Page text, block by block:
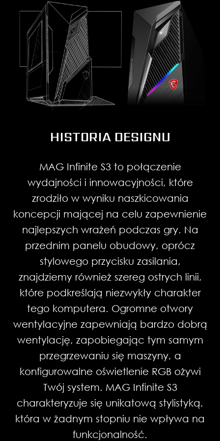
HISTORIA DESIGNU
MAG Infinite S3 to połączenie
wydajności i innowacyjności, które
zrodziło w wyniku naszkicowania
koncepcji mającej na celu zapewnienie
najlepszych wrażeń podczas gry. Na
przednim panelu obudowy, oprócz
stylowego przycisku zasilania,
znajdziemy również szereg ostrych linii,
które podkreślają niezwykły charakter
tego komputera. Ogromne otwory
wentylacyjne zapewniają bardzo dobrą
wentylację, zapobiegając tym samym
przegrzewaniu się maszyny, a
konfigurowalne oświetlenie RGB ożywi
Twój system. MAG Infinite S3
charakteryzuje się unikatową stylistyką,
która w żadnym stopniu nie wpływa na
funkcjonalność.
PRZEZROCZYSTY PANEL
BOCZNY
Komputery z serii MAG Infinite S3
charakteryzują się umieszczonym w
bocznym panelu obudowy
przezroczystym oknem. Dzięki niemu
możesz zaprezentować światu wnętrze
swojego spersonalizowanego desktopa.
ROZŚWIETL SWÓJ SPRZĘT
Spersonalizuj swojego desktopa z serii
MAG Infinite S3 za pomocą systemu
podświetlenia Mystic Light. Z dostępnej
palety barw wybierz po prostu dowolne
kolory oświetlenia i zaprojektuj swoje
własne efekty LED.